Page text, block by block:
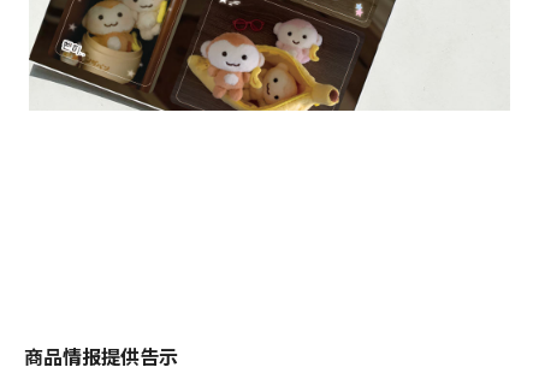
商品情报提供告示